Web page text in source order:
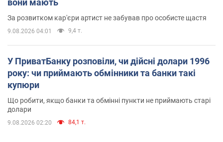
За розвитком кар'єри артист не забував про особисте щастя
9.08.2026 04:01 9,4 т.
У ПриватБанку розповіли, чи дійсні долари 1996
року: чи приймають обмінники та банки такі
купюри
Що робити, якщо банки та обмінні пункти не приймають старі
долари
9.08.2026 02:20 84,1 т.